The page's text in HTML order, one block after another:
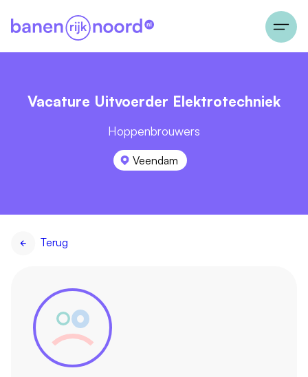
Vacature Uitvoerder Elektrotechniek
Hoppenbrouwers
Veendam
Terug